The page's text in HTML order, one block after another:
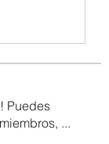
Puedes
...